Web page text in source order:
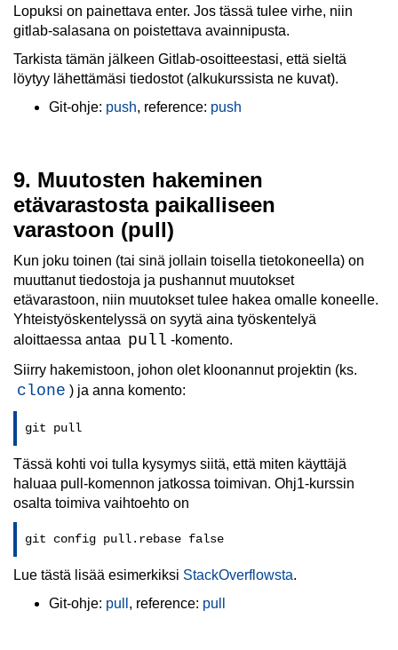
Lopuksi on painettava enter. Jos tässä tulee virhe, niin
gitlab-salasana on poistettava avainnipusta.
Tarkista tämän jälkeen Gitlab-osoitteestasi, että sieltä
löytyy lähettämäsi tiedostot (alkukurssista ne kuvat).
Git-ohje: push, reference: push
9. Muutosten hakeminen
etävarastosta paikalliseen
varastoon (pull)
Kun joku toinen (tai sinä jollain toisella tietokoneella) on
muuttanut tiedostoja ja pushannut muutokset
etävarastoon, niin muutokset tulee hakea omalle koneelle.
Yhteistyöskentelyssä on syytä aina työskentelyä
aloittaessa antaa pull -komento.
Siirry hakemistoon, johon olet kloonannut projektin (ks.
clone ) ja anna komento:
git pull
Tässä kohti voi tulla kysymys siitä, että miten käyttäjä
haluaa pull-komennon jatkossa toimivan. Ohj1-kurssin
osalta toimiva vaihtoehto on
git config pull.rebase false
Lue tästä lisää esimerkiksi StackOverflowsta.
Git-ohje: pull , reference: pull